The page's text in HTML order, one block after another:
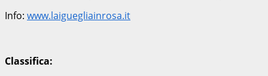
Info: www.laiguegliainrosa.it
Classifica: